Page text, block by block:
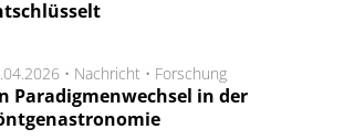
• Nachricht • Forschung
Paradigmenwechsel in der